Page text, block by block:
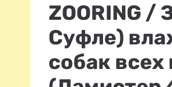
ZOORING
Суфле)
собак